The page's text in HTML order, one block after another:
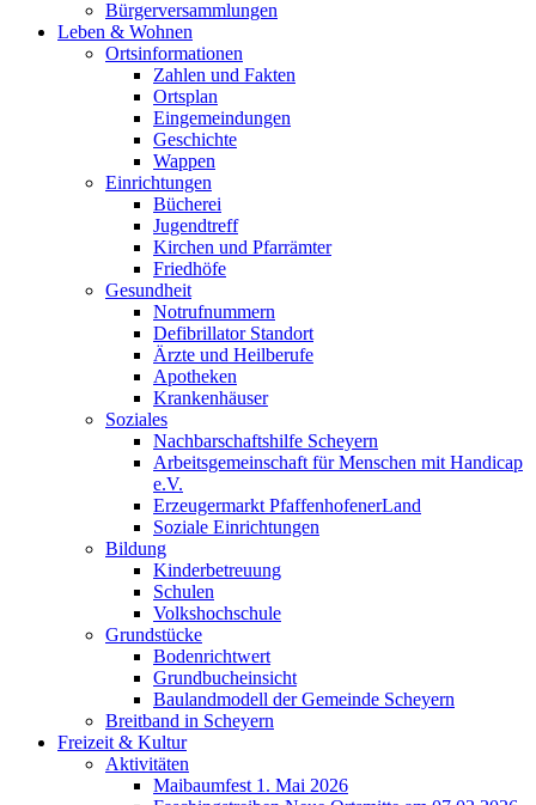
Bürgerversammlungen
Leben & Wohnen
Ortsinformationen
Zahlen und Fakten
Ortsplan
Eingemeindungen
Geschichte
Wappen
Einrichtungen
Bücherei
Jugendtreff
Kirchen und Pfarrämter
Friedhöfe
Gesundheit
Notrufnummern
Defibrillator Standort
Ärzte und Heilberufe
Apotheken
Krankenhäuser
Soziales
Nachbarschaftshilfe Scheyern
Arbeitsgemeinschaft für Menschen mit Handicap
e.V.
Erzeugermarkt PfaffenhofenerLand
Soziale Einrichtungen
Bildung
Kinderbetreuung
Schulen
Volkshochschule
Grundstücke
Bodenrichtwert
Grundbucheinsicht
Baulandmodell der Gemeinde Scheyern
Breitband in Scheyern
Freizeit & Kultur
Aktivitäten
Maibaumfest 1. Mai 2026